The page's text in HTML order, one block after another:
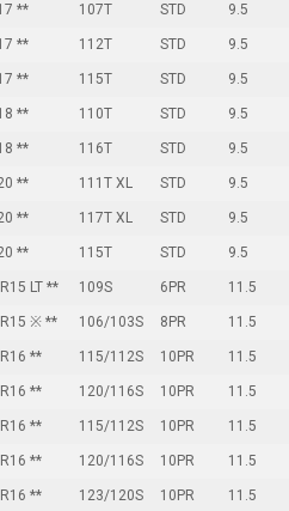
** 107T STD 9.5
** 112T STD 9.5
** 115T STD 9.5
** 110T STD 9.5
** 116T STD 9.5
** 111T XL STD 9.5
** 117T XL STD 9.5
** 115T STD 9.5
LT ** 109S 6PR 11.5
※ ** 106/103S 8PR 11.5
** 115/112S 10PR 11.5
** 120/116S 10PR 11.5
** 115/112S 10PR 11.5
** 120/116S 10PR 11.5
** 123/120S 10PR 11.5